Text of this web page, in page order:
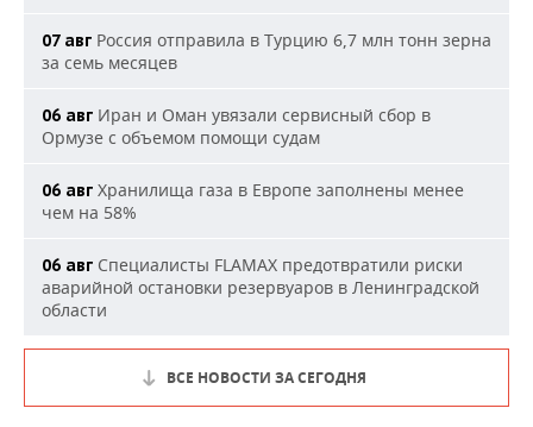
07 авг Россия отправила в Турцию 6,7 млн тонн зерна
за семь месяцев
06 авг Иран и Оман увязали сервисный сбор в
Ормузе с объемом помощи судам
06 авг Хранилища газа в Европе заполнены менее
чем на 58%
06 авг Специалисты FLAMAX предотвратили риски
аварийной остановки резервуаров в Ленинградской
области
ВСЕ НОВОСТИ ЗА СЕГОДНЯ